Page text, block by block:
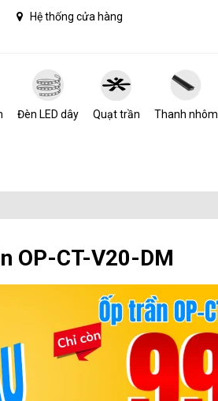
Hệ thống cửa hàng
Đèn LED dây Quạt trần Thanh nhôm
OP-CT-V20-DM